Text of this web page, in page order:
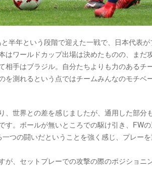
半年という段階で迎えた一戦で、日本代表
はワールドカップ出場は決めたものの、まだ
相手はブラジル。自分たちよりも力のあるチ
を測れるという点ではチームみんなのモチベ
、世界との差を感じましたが、通用した部分
す。ボールが無いところでの駆け引き、FW
つの闘いだということを強く感じ、プレー
が、セットプレーでの攻撃の際のポジショ